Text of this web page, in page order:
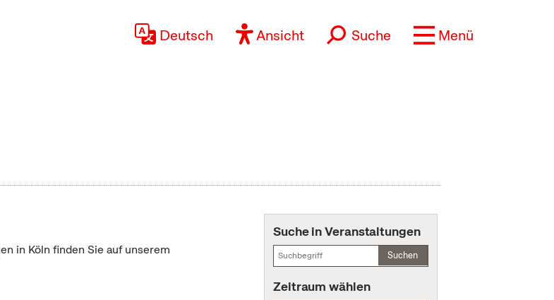
Deutsch Ansicht Suche Menü
in Köln finden Sie auf unserem
Suche in Veranstaltungen
Suchen
Zeitraum wählen